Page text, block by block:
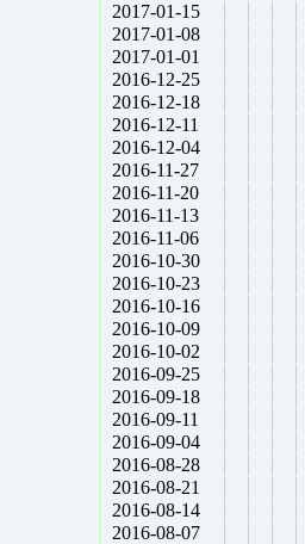
2017-01-15
2017-01-08
2017-01-01
2016-12-25
2016-12-18
2016-12-11
2016-12-04
2016-11-27
2016-11-20
2016-11-13
2016-11-06
2016-10-30
2016-10-23
2016-10-16
2016-10-09
2016-10-02
2016-09-25
2016-09-18
2016-09-11
2016-09-04
2016-08-28
2016-08-21
2016-08-14
2016-08-07